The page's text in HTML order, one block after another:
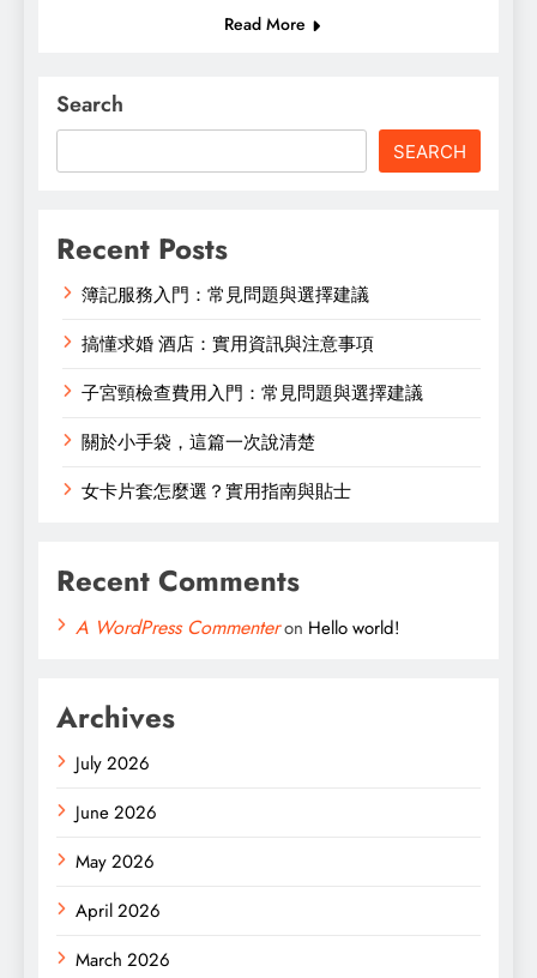
Read More
Search
SEARCH
Recent Posts
簿記服務入門：常見問題與選擇建議
搞懂求婚 酒店：實用資訊與注意事項
子宮頸檢查費用入門：常見問題與選擇建議
關於小手袋，這篇一次說清楚
女卡片套怎麼選？實用指南與貼士
Recent Comments
A WordPress Commenteron Hello world!
Archives
July 2026
June 2026
May 2026
April 2026
March 2026